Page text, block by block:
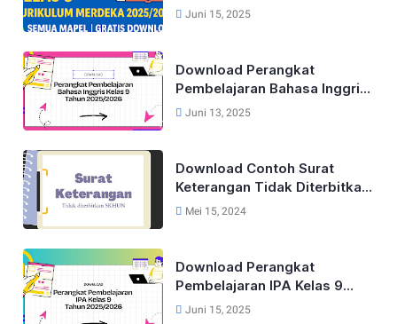
Kurikulum Merdeka Lengkap
Juni 15, 2025
Download Perangkat
Pembelajaran Bahasa Inggris
Lengkap Untuk Kelas 9 Tahun
Juni 13, 2025
Download Contoh Surat
Keterangan Tidak Diterbitkan
SKHUN Terbaru 2025
Mei 15, 2024
Download Perangkat
Pembelajaran IPA Kelas 9
Kurikulum Merdeka Tahun
Juni 15, 2025